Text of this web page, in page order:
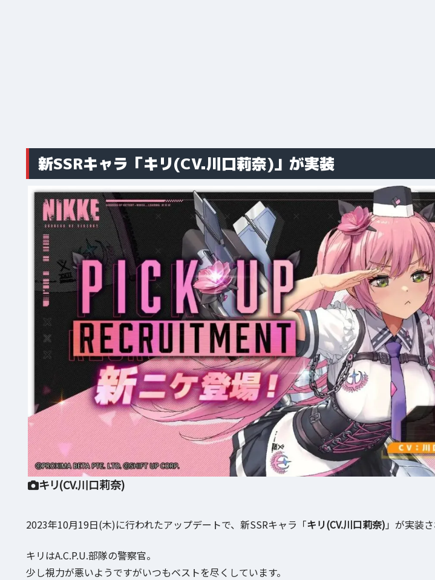
新SSRキャラ「キリ(CV.川口莉奈)」が実装
キリ(CV.川口莉奈)
2023年10月19日(木)に行われたアップデートで、新SSRキャラ「キリ(CV.川口莉奈) 」が実装さ
キリはA.C.P.U.部隊の警察官。
少し視力が悪いようですがいつもベストを尽くしています。